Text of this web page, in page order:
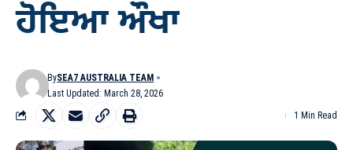
ਹੋਇਆ ਔਖਾ
Last Updated: March 28, 2026
BySEA7 AUSTRALIA TEAM
1 Min Read